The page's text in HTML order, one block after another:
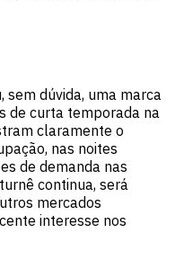
sem dúvida, uma marca
de curta temporada na
claramente o
nas noites
de demanda nas
continua, será
mercados
interesse nos